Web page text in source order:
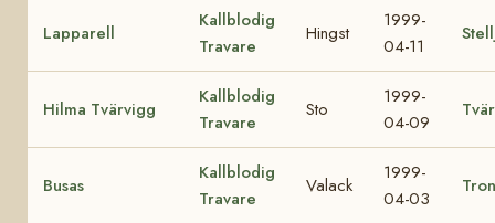
Lapparell
Kallblodig
Travare
Hingst
1999-
04-11
Hilma Tvärvigg
Kallblodig
Travare
Sto
1999-
04-09
Busas
Kallblodig
Travare
Valack
1999-
04-03